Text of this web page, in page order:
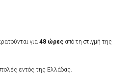
για 48 ώρες από τη στιγμή της
εντός της Ελλάδας.